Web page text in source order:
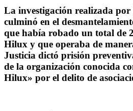
La investigación realizada por
culminó en el
que había robado un total de
Hilux y que operaba de
Justicia dictó prisión
de la organización conocida
Hilux» por el delito de